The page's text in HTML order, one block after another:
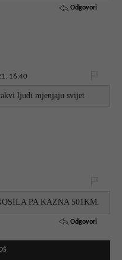
Odgovori
16:40
ljudi mjenjaju svijet
PA KAZNA 501KM.
Odgovori